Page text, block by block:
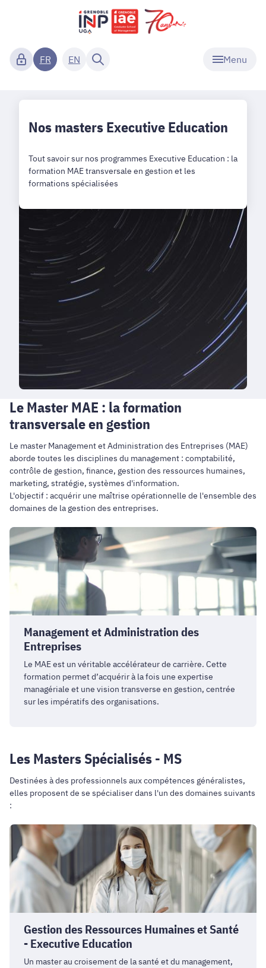
Menu
FR EN
Nos masters Executive Education
Tout savoir sur nos programmes Executive Education : la
formation MAE transversale en gestion et les
formations spécialisées
Le Master MAE : la formation
transversale en gestion
Le master Management et Administration des Entreprises (MAE)
aborde toutes les disciplines du management : comptabilité,
contrôle de gestion, finance, gestion des ressources humaines,
marketing, stratégie, systèmes d'information.
L'objectif : acquérir une maîtrise opérationnelle de l'ensemble des
domaines de la gestion des entreprises.
Management
et
Administration
des
Entreprises
Management et Administration des
Entreprises
Le MAE est un véritable accélérateur de carrière. Cette
formation permet d’acquérir à la fois une expertise
managériale et une vision transverse en gestion, centrée
sur les impératifs des organisations.
Les Masters Spécialisés - MS
Destinées à des professionnels aux compétences généralistes,
elles proposent de se spécialiser dans l'un des domaines suivants
:
Gestion
des
Ressources
Humaines
et
Santé
-
Executive
Education
Gestion des Ressources Humaines et Santé
- Executive Education
Un master au croisement de la santé et du management,